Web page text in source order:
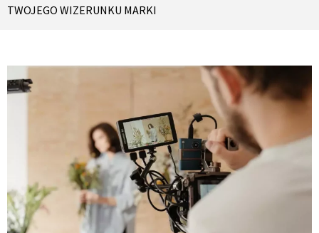
TWOJEGO WIZERUNKU MARKI